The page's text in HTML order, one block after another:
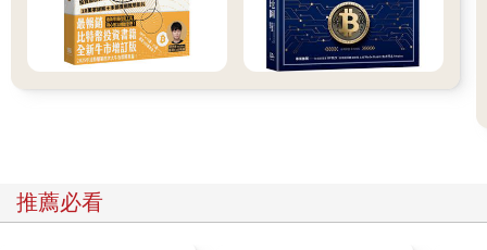
的年化標準差〔standard deviation〕）作為風險的代用指標。波
動性通常是一項有用的指標，它也確實被用來推估報酬不如預期
的可能程度。然而，這項指標卻可能產生誤導效果。
負報酬率的風險很低。我們將在第4 章回頭討論這個議題，並在
那一章提出一個示例，本書其他篇幅也會廣泛討論到這個議題。
推薦必看